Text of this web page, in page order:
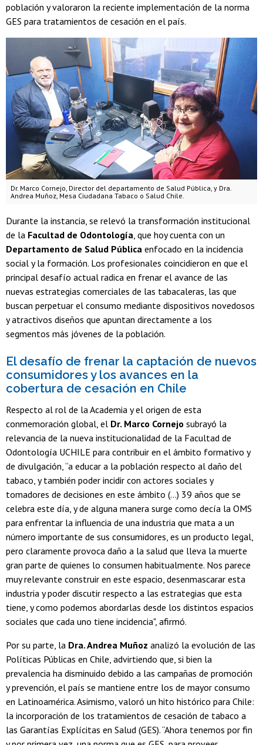
población y valoraron la reciente implementación de la norma
GES para tratamientos de cesación en el país.
Dr. Marco Cornejo, Director del departamento de Salud Pública, y Dra.
Andrea Muñoz, Mesa Ciudadana Tabaco o Salud Chile.
Durante la instancia, se relevó la transformación institucional
de la Facultad de Odontología, que hoy cuenta con un
Departamento de Salud Pública enfocado en la incidencia
social y la formación. Los profesionales coincidieron en que el
principal desafío actual radica en frenar el avance de las
nuevas estrategias comerciales de las tabacaleras, las que
buscan perpetuar el consumo mediante dispositivos novedosos
y atractivos diseños que apuntan directamente a los
segmentos más jóvenes de la población.
El desafío de frenar la captación de nuevos
consumidores y los avances en la
cobertura de cesación en Chile
Respecto al rol de la Academia y el origen de esta
conmemoración global, el Dr. Marco Cornejo subrayó la
relevancia de la nueva institucionalidad de la Facultad de
Odontología UCHILE para contribuir en el ámbito formativo y
de divulgación, “a educar a la población respecto al daño del
tabaco, y también poder incidir con actores sociales y
tomadores de decisiones en este ámbito (…) 39 años que se
celebra este día, y de alguna manera surge como decía la OMS
para enfrentar la influencia de una industria que mata a un
número importante de sus consumidores, es un producto legal,
pero claramente provoca daño a la salud que lleva la muerte
gran parte de quienes lo consumen habitualmente. Nos parece
muy relevante construir en este espacio, desenmascarar esta
industria y poder discutir respecto a las estrategias que esta
tiene, y como podemos abordarlas desde los distintos espacios
sociales que cada uno tiene incidencia", afirmó.
Por su parte, la Dra. Andrea Muñoz analizó la evolución de las
Políticas Públicas en Chile, advirtiendo que, si bien la
prevalencia ha disminuido debido a las campañas de promoción
y prevención, el país se mantiene entre los de mayor consumo
en Latinoamérica. Asimismo, valoró un hito histórico para Chile:
la incorporación de los tratamientos de cesación de tabaco a
las Garantías Explícitas en Salud (GES). “Ahora tenemos por fin